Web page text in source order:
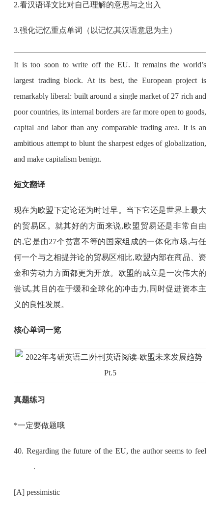
2.看汉语译文比对自己理解的意思与之出入
3.强化记忆重点单词（以记忆其汉语意思为主）
It is too soon to write off the EU. It remains the world’s
largest trading block. At its best, the European project is
remarkably liberal: built around a single market of 27 rich and
poor countries, its internal borders are far more open to goods,
capital and labor than any comparable trading area. It is an
ambitious attempt to blunt the sharpest edges of globalization,
and make capitalism benign.
短文翻译
现在为欧盟下定论还为时过早。当下它还是世界上最大
的贸易区。就其好的方面来说,欧盟贸易还是非常自由
的,它是由27个贫富不等的国家组成的一体化市场,与任
何一个与之相提并论的贸易区相比,欧盟内部在商品、资
金和劳动力方面都更为开放。欧盟的成立是一次伟大的
尝试,其目的在于缓和全球化的冲击力,同时促进资本主
义的良性发展。
核心单词一览
真题练习
*一定要做题哦
40. Regarding the future of the EU, the author seems to feel
_____.
[A] pessimistic